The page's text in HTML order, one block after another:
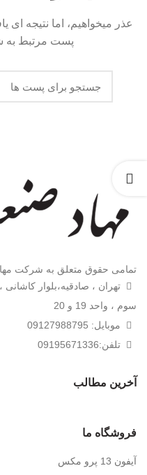
عذر میخواهیم، اما نتیجه
پست مرتبط به
تمامی حقوق متعلق به شرکت
تهران ، صادقیه،بلوار
سوم ، واحد 19 و 20
موبایل: 09127988795
تلفن:09195671336
آخرین مطالب
فروشگاه ما
آیفون 13 پرو مکس